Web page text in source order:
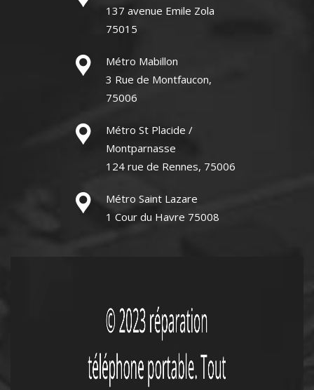
137 avenue Emile Zola
75015
Métro Mabillon
3 Rue de Montfaucon,
75006
Métro St Placide /
Montparnasse
124 rue de Rennes, 75006
Métro Saint Lazare
1 Cour du Havre 75008